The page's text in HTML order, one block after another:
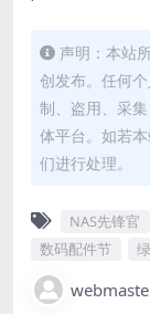
声明：本站
创发布。任何
制、盗用、采
体平台。如若
们进行处理。
NAS先锋官
数码配件节